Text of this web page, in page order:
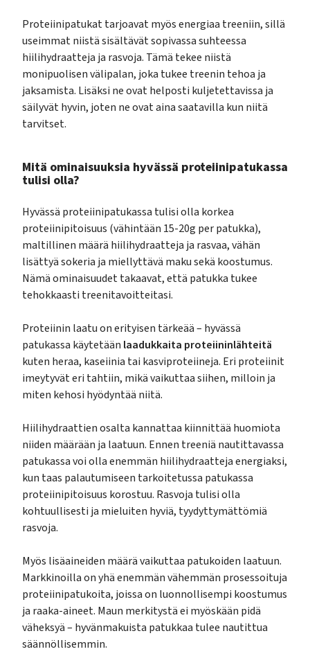
Proteiinipatukat tarjoavat myös energiaa treeniin, sillä
useimmat niistä sisältävät sopivassa suhteessa
hiilihydraatteja ja rasvoja. Tämä tekee niistä
monipuolisen välipalan, joka tukee treenin tehoa ja
jaksamista. Lisäksi ne ovat helposti kuljetettavissa ja
säilyvät hyvin, joten ne ovat aina saatavilla kun niitä
tarvitset.
Mitä ominaisuuksia hyvässä proteiinipatukassa
tulisi olla?
Hyvässä proteiinipatukassa tulisi olla korkea
proteiinipitoisuus (vähintään 15-20g per patukka),
maltillinen määrä hiilihydraatteja ja rasvaa, vähän
lisättyä sokeria ja miellyttävä maku sekä koostumus.
Nämä ominaisuudet takaavat, että patukka tukee
tehokkaasti treenitavoitteitasi.
Proteiinin laatu on erityisen tärkeää – hyvässä
patukassa käytetään laadukkaita proteiininlähteitä
kuten heraa, kaseiinia tai kasviproteiineja. Eri proteiinit
imeytyvät eri tahtiin, mikä vaikuttaa siihen, milloin ja
miten kehosi hyödyntää niitä.
Hiilihydraattien osalta kannattaa kiinnittää huomiota
niiden määrään ja laatuun. Ennen treeniä nautittavassa
patukassa voi olla enemmän hiilihydraatteja energiaksi,
kun taas palautumiseen tarkoitetussa patukassa
proteiinipitoisuus korostuu. Rasvoja tulisi olla
kohtuullisesti ja mieluiten hyviä, tyydyttymättömiä
rasvoja.
Myös lisäaineiden määrä vaikuttaa patukoiden laatuun.
Markkinoilla on yhä enemmän vähemmän prosessoituja
proteiinipatukoita, joissa on luonnollisempi koostumus
ja raaka-aineet. Maun merkitystä ei myöskään pidä
väheksyä – hyvänmakuista patukkaa tulee nautittua
säännöllisemmin.